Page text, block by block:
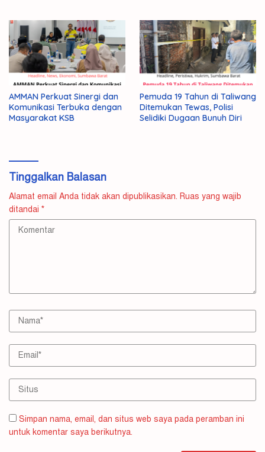
AMMAN Perkuat Sinergi dan
Komunikasi Terbuka dengan
Masyarakat KSB
Pemuda 19 Tahun di Taliwang
Ditemukan Tewas, Polisi
Selidiki Dugaan Bunuh Diri
Tinggalkan Balasan
Alamat email Anda tidak akan dipublikasikan. Ruas yang wajib
ditandai *
Simpan nama, email, dan situs web saya pada peramban ini
untuk komentar saya berikutnya.